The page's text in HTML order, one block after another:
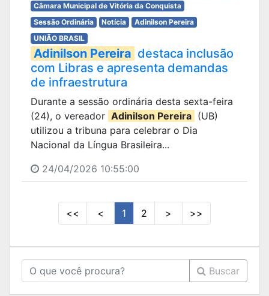
Câmara Municipal de Vitória da Conquista
Sessão Ordinária
Notícia
Adinilson Pereira
UNIÃO BRASIL
Adinilson Pereira destaca inclusão
com Libras e apresenta demandas
de infraestrutura
Durante a sessão ordinária desta sexta-feira
(24), o vereador Adinilson Pereira (UB)
utilizou a tribuna para celebrar o Dia
Nacional da Língua Brasileira...
24/04/2026 10:55:00
<< < 1 2 > >>
Buscar